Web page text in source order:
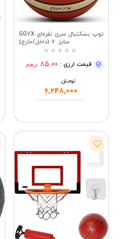
توپ بسکتبال سری نقره‌ای GG7X
سایز: ۷ (داخل/خارج)
قیمت ارزی : 85.00 درهم
تومــــــان
6,248,000